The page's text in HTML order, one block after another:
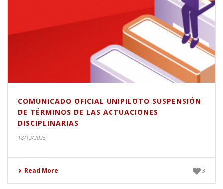
COMUNICADO OFICIAL UNIPILOTO SUSPENSIÓN
DE TÉRMINOS DE LAS ACTUACIONES
DISCIPLINARIAS
18/12/2025
Read More 3